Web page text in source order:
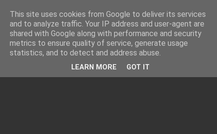
This site uses cookies from Google to deliver its services
and to analyze traffic. Your IP address and user-agent are
shared with Google along with performance and security
metrics to ensure quality of service, generate usage
statistics, and to detect and address abuse.
LEARN MORE GOT IT